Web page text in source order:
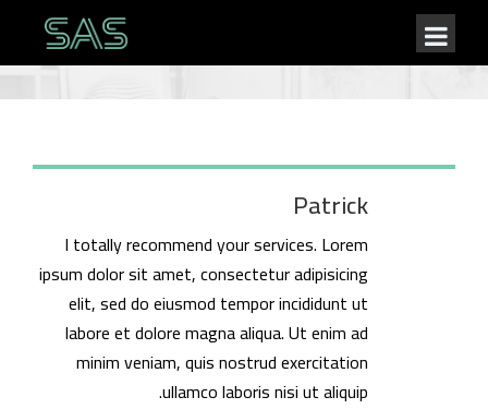
Patrick
I totally recommend your services. Lorem
ipsum dolor sit amet, consectetur adipisicing
elit, sed do eiusmod tempor incididunt ut
labore et dolore magna aliqua. Ut enim ad
minim veniam, quis nostrud exercitation
ullamco laboris nisi ut aliquip.